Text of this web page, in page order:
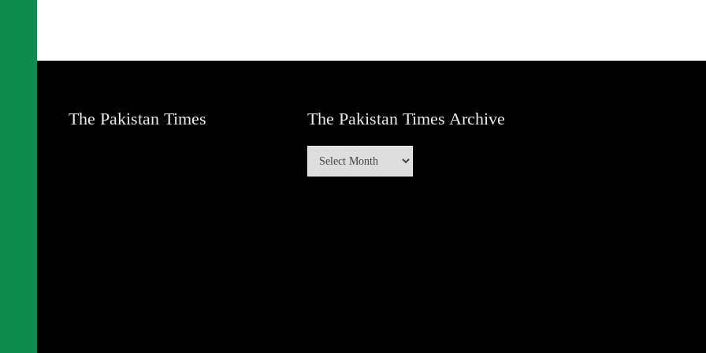
The Pakistan Times The Pakistan Times Archive
The
Pakistan